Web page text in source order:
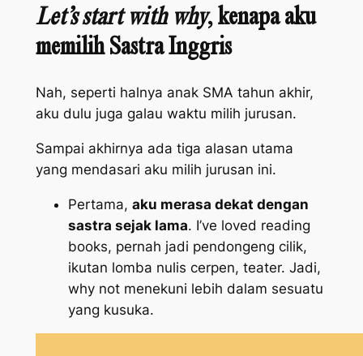
Let’s start with why, kenapa aku
memilih Sastra Inggris
Nah, seperti halnya anak SMA tahun akhir,
aku dulu juga galau waktu milih jurusan.
Sampai akhirnya ada tiga alasan utama
yang mendasari aku milih jurusan ini.
Pertama, aku merasa dekat dengan
sastra sejak lama. I’ve loved reading
books, pernah jadi pendongeng cilik,
ikutan lomba nulis cerpen, teater. Jadi,
why notmenekuni lebih dalam sesuatu
yang kusuka.